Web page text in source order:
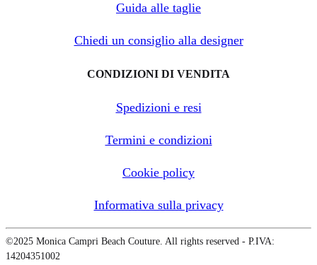
Guida alle taglie
Chiedi un consiglio alla designer
CONDIZIONI DI VENDITA
Spedizioni e resi
Termini e condizioni
Cookie policy
Informativa sulla privacy
©2025 Monica Campri Beach Couture. All rights reserved - P.IVA:
14204351002